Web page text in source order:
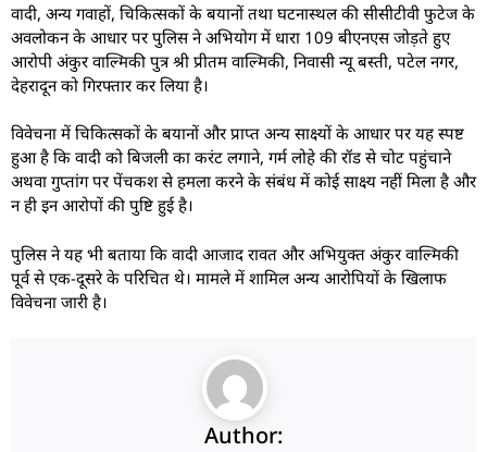
वादी, अन्य गवाहों, चिकित्सकों के बयानों तथा घटनास्थल की सीसीटीवी फुटेज के
अवलोकन के आधार पर पुलिस ने अभियोग में धारा 109 बीएनएस जोड़ते हुए
आरोपी अंकुर वाल्मिकी पुत्र श्री प्रीतम वाल्मिकी, निवासी न्यू बस्ती, पटेल नगर,
देहरादून को गिरफ्तार कर लिया है।
विवेचना में चिकित्सकों के बयानों और प्राप्त अन्य साक्ष्यों के आधार पर यह स्पष्ट
हुआ है कि वादी को बिजली का करंट लगाने, गर्म लोहे की रॉड से चोट पहुंचाने
अथवा गुप्तांग पर पेंचकश से हमला करने के संबंध में कोई साक्ष्य नहीं मिला है और
न ही इन आरोपों की पुष्टि हुई है।
पुलिस ने यह भी बताया कि वादी आजाद रावत और अभियुक्त अंकुर वाल्मिकी
पूर्व से एक-दूसरे के परिचित थे। मामले में शामिल अन्य आरोपियों के खिलाफ
विवेचना जारी है।
Author: